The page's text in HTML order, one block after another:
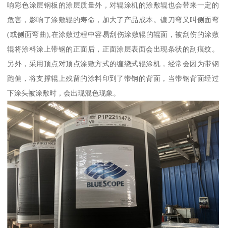
响彩色涂层钢板的涂层质量外，对辊涂机的涂敷辊也会带来一定的
危害，影响了涂敷辊的寿命，加大了产品成本。镰刀弯又叫侧面弯
(或侧面弯曲),在涂敷过程中容易刮伤涂敷辊的辊面，被刮伤的涂敷
辊将涂料涂上带钢的正面后，正面涂层表面会出现条状的刮痕纹。
另外，采用顶点对顶点涂敷方式的缠绕式辊涂机，经常会因为带钢
跑偏，将支撑辊上残留的涂料印到了带钢的背面，当带钢背面经过
下涂头被涂敷时，会出现混色现象。